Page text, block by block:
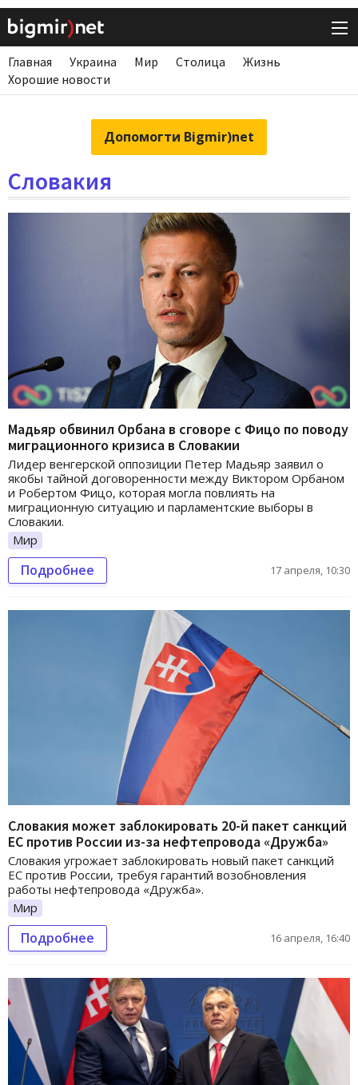
Главная Украина Мир Столица
Жизнь
Хорошие новости
Допомогти Bigmir)net
Словакия
Мадьяр обвинил Орбана в сговоре с Фицо по поводу
миграционного кризиса в Словакии
Лидер венгерской оппозиции Петер Мадьяр заявил о
якобы тайной договоренности между Виктором Орбаном
и Робертом Фицо, которая могла повлиять на
миграционную ситуацию и парламентские выборы в
Словакии.
Мир
Подробнее 17 апреля, 10:30
Словакия может заблокировать 20-й пакет санкций
ЕС против России из-за нефтепровода «Дружба»
Словакия угрожает заблокировать новый пакет санкций
ЕС против России, требуя гарантий возобновления
работы нефтепровода «Дружба».
Мир
Подробнее 16 апреля, 16:40